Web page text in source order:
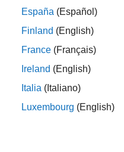
곡선과 곡면을 피팅하고
작업 공간으로 내보내기.
곡선 또는 곡면 피팅을
Curve Fitter App to
España (Español)
Finland (English)
France (Français)
Ireland (English)
Italia (Italiano)
Luxembourg (English)